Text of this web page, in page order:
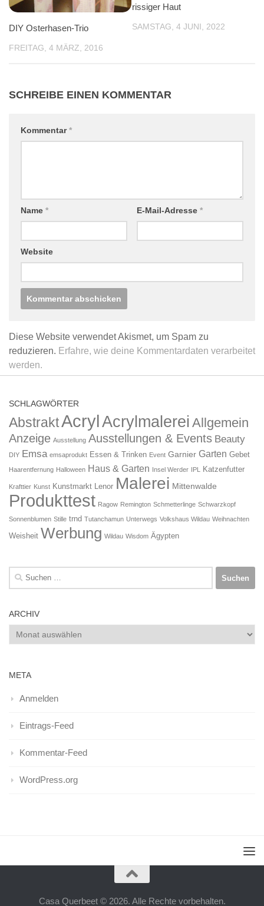
DIY Osterhasen-Trio
FREITAG, 4 MÄRZ, 2016
rissiger Haut
SAMSTAG, 4 JUNI, 2022
SCHREIBE EINEN KOMMENTAR
Kommentar*
Name * E-Mail-Adresse *
Website
Diese Website verwendet Akismet, um Spam zu
reduzieren. Erfahre, wie deine Kommentardaten verarbeitet
werden.
SCHLAGWÖRTER
AbstraktAcryl Acrylmalerei Allgemein
Anzeige Ausstellung Ausstellungen & Events Beauty
DIY Emsa emsaprodukt Essen & Trinken Event Garnier Garten Gebet
Haarentfernung Halloween Haus & Garten Insel Werder IPL Katzenfutter
Krafttier Kunst Kunstmarkt Lenor Malerei Mittenwalde
Produkttest Ragow Remington Schmetterlinge Schwarzkopf
Sonnenblumen Stille trnd Tutanchamun Unterwegs Volkshaus Wildau Weihnachten
Weisheit Werbung Wildau Wisdom Ägypten
Suchen
nach:
ARCHIV
Archiv
META
Anmelden
Eintrags-Feed
Kommentar-Feed
WordPress.org
Casa Querbeet © 2026. Alle Rechte vorbehalten.